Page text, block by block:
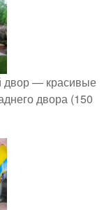
двор — красивые
двора (150